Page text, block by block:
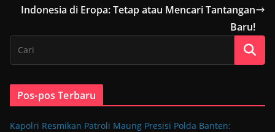
Indonesia di Eropa: Tetap atau Mencari Tantangan
Baru!
Pos-pos Terbaru
Kapolri Resmikan Patroli Maung Presisi Polda Banten: